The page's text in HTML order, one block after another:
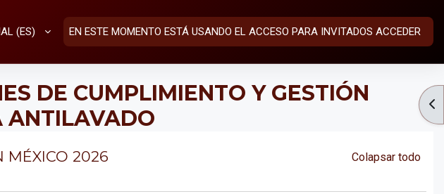
‎(ES)‎ EN ESTE MOMENTO ESTÁ USANDO EL ACCESO PARA INVITADOS ACCEDER
DE CUMPLIMIENTO Y GESTIÓN
ANTILAVADO
MÉXICO 2026 Colapsar todo